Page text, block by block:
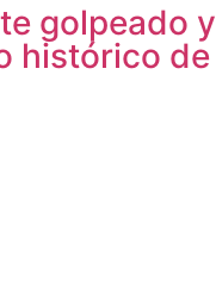
golpeado y
histórico de